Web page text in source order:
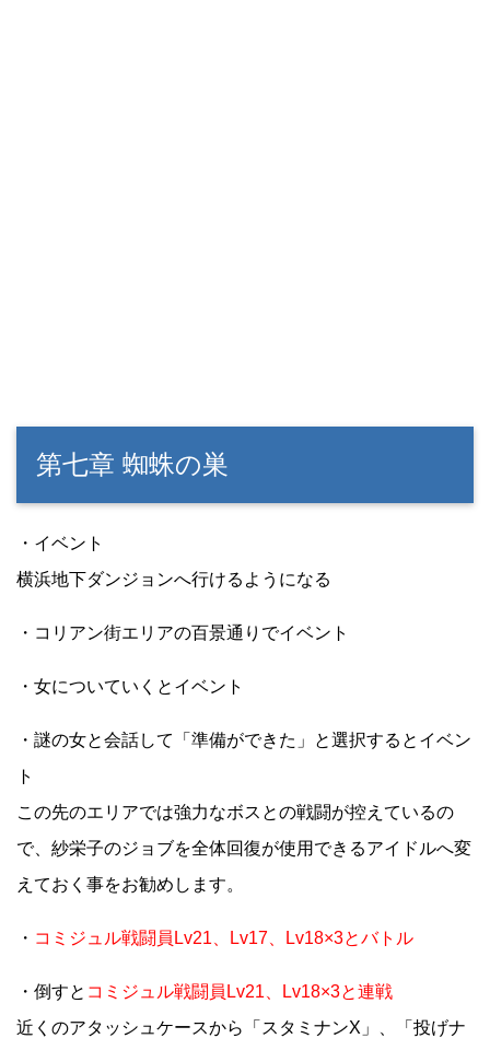
第七章 蜘蛛の巣
・イベント
横浜地下ダンジョンへ行けるようになる
・コリアン街エリアの百景通りでイベント
・女についていくとイベント
・謎の女と会話して「準備ができた」と選択するとイベン
ト
この先のエリアでは強力なボスとの戦闘が控えているの
で、紗栄子のジョブを全体回復が使用できるアイドルへ変
えておく事をお勧めします。
・ コミジュル戦闘員Lv21、Lv17、Lv18×3とバトル
・倒すと コミジュル戦闘員Lv21、Lv18×3と連戦
近くのアタッシュケースから「スタミナンX」、「投げナ